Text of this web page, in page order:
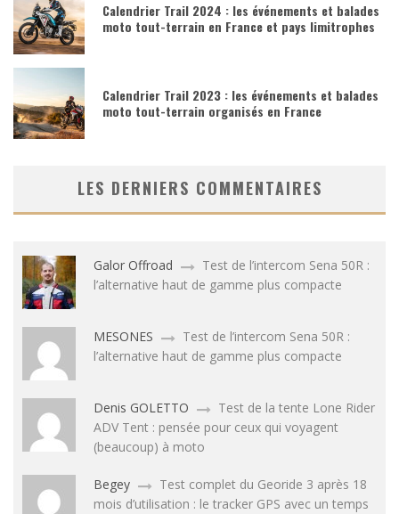
Calendrier Trail 2024 : les événements et balades
moto tout-terrain en France et pays limitrophes
Calendrier Trail 2023 : les événements et balades
moto tout-terrain organisés en France
LES DERNIERS COMMENTAIRES
Galor Offroad
Test de l’intercom Sena 50R :
l’alternative haut de gamme plus compacte
MESONES
Test de l’intercom Sena 50R :
l’alternative haut de gamme plus compacte
Denis GOLETTO
Test de la tente Lone Rider
ADV Tent : pensée pour ceux qui voyagent
(beaucoup) à moto
Begey
Test complet du Georide 3 après 18
mois d’utilisation : le tracker GPS avec un temps